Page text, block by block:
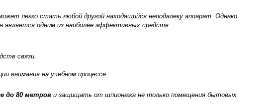
легко стать любой другой находящийся неподалеку аппарат. Однако
является одним из наиболее эффективных средств.
связи.
внимания на учебном процессе.
до 80 метров и защищать от шпионажа не только помещения бытовых